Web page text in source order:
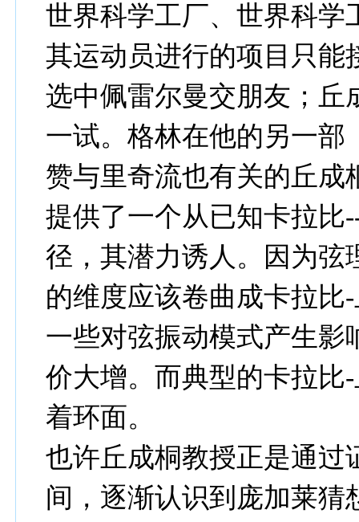
世界科学工厂、世界科学
其运动员进行的项目只能
选中佩雷尔曼交朋友；丘
一试。格林在他的另一部
赞与里奇流也有关的丘成
提供了一个从已知卡拉比
径，其潜力诱人。因为弦
的维度应该卷曲成卡拉比
一些对弦振动模式产生影
价大增。而典型的卡拉比
着环面。
也许丘成桐教授正是通过
间，逐渐认识到庞加莱猜